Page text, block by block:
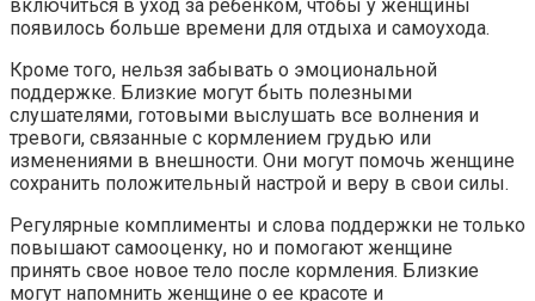
включиться в уход за ребенком, чтобы у женщины
появилось больше времени для отдыха и самоухода.
Кроме того, нельзя забывать о эмоциональной
поддержке. Близкие могут быть полезными
слушателями, готовыми выслушать все волнения и
тревоги, связанные с кормлением грудью или
изменениями в внешности. Они могут помочь женщине
сохранить положительный настрой и веру в свои силы.
Регулярные комплименты и слова поддержки не только
повышают самооценку, но и помогают женщине
принять свое новое тело после кормления. Близкие
могут напомнить женщине о ее красоте и